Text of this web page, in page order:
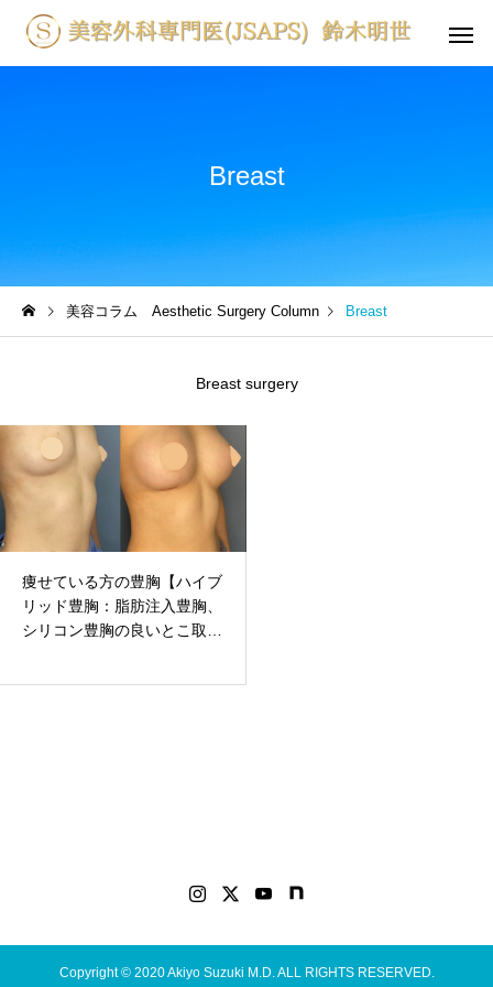
Breast
美容コラム Aesthetic Surgery Column Breast
Breast surgery
Breast
痩せている方の豊胸【ハイブ
リッド豊胸：脂肪注入豊胸、
シリコン豊胸の良いとこ取
Copyright © 2020 Akiyo Suzuki M.D. ALL RIGHTS RESERVED.